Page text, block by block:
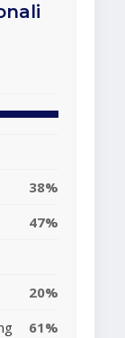
38%
47%
20%
61%